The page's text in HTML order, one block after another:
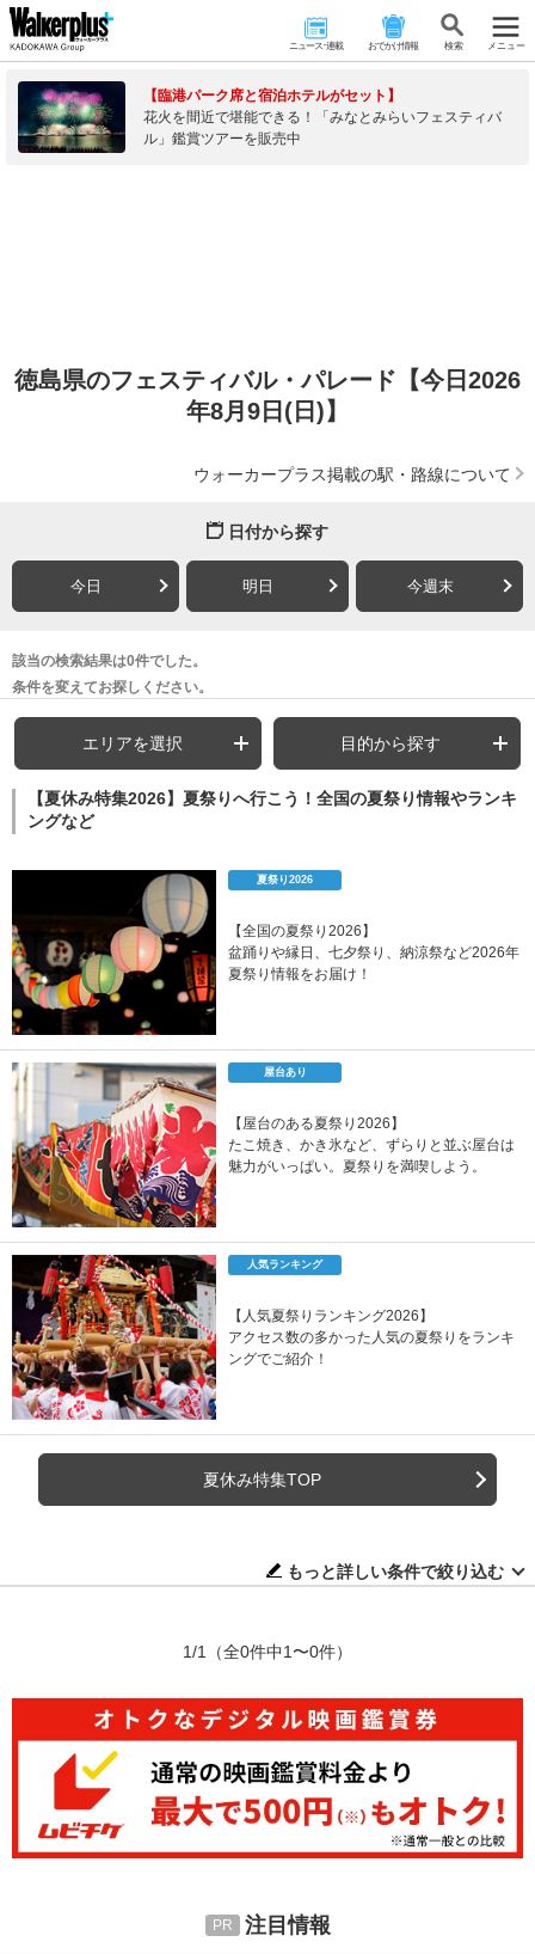
ニュース･連載 おでかけ情報 検 索 メニュー
【臨港パーク席と宿泊ホテルがセット】
花火を間近で堪能できる！「みなとみらいフェスティバ
ル」鑑賞ツアーを販売中
徳島県のフェスティバル・パレード【今日2026
年8月9日(日)】
ウォーカープラス掲載の駅・路線について
日付から探す
今日 明日 今週末
該当の検索結果は0件でした。
条件を変えてお探しください。
エリアを選択 目的から探す
【夏休み特集2026】夏祭りへ行こう！全国の夏祭り情報やランキ
ングなど
夏祭り2026
【全国の夏祭り2026】
盆踊りや縁日、七夕祭り、納涼祭など2026年
夏祭り情報をお届け！
屋台あり
【屋台のある夏祭り2026】
たこ焼き、かき氷など、ずらりと並ぶ屋台は
魅力がいっぱい。夏祭りを満喫しよう。
人気ランキング
【人気夏祭りランキング2026】
アクセス数の多かった人気の夏祭りをランキ
ングでご紹介！
夏休み特集TOP
もっと詳しい条件で絞り込む
1/1 （全0件中1〜0件）
注目情報